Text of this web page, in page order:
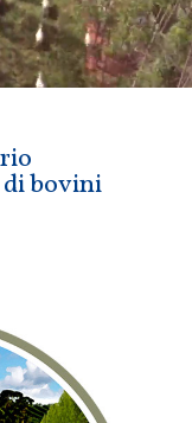
bovini